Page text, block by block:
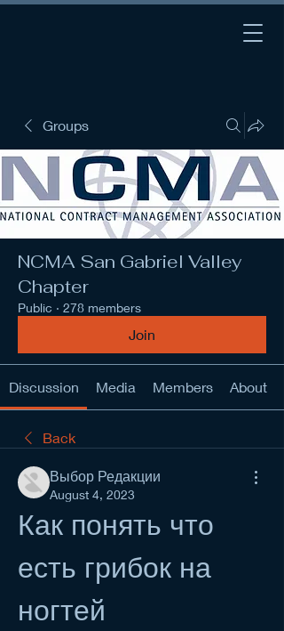
Groups
NCMA San Gabriel Valley
Chapter
Public · 278 members
Join
Discussion Media Members About
Back
Выбор Редакции
August 4, 2023
Как понять что
есть грибок на
ногтей